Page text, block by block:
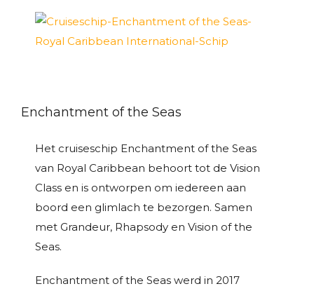
Enchantment of the Seas
Het cruiseschip Enchantment of the Seas
van Royal Caribbean behoort tot de Vision
Class en is ontworpen om iedereen aan
boord een glimlach te bezorgen. Samen
met Grandeur, Rhapsody en Vision of the
Seas.
Enchantment of the Seas werd in 2017